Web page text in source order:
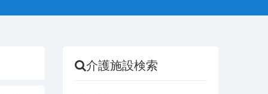
介護施設検索